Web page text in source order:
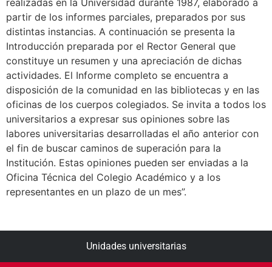
partir de los informes parciales, preparados por sus
distintas instancias. A continuación se presenta la
Introducción preparada por el Rector General que
constituye un resumen y una apreciación de dichas
actividades. El Informe completo se encuentra a
disposición de la comunidad en las bibliotecas y en las
oficinas de los cuerpos colegiados. Se invita a todos los
universitarios a expresar sus opiniones sobre las
labores universitarias desarrolladas el año anterior con
el fin de buscar caminos de superación para la
Institución. Estas opiniones pueden ser enviadas a la
Oficina Técnica del Colegio Académico y a los
representantes en un plazo de un mes”.
Unidades universitarias